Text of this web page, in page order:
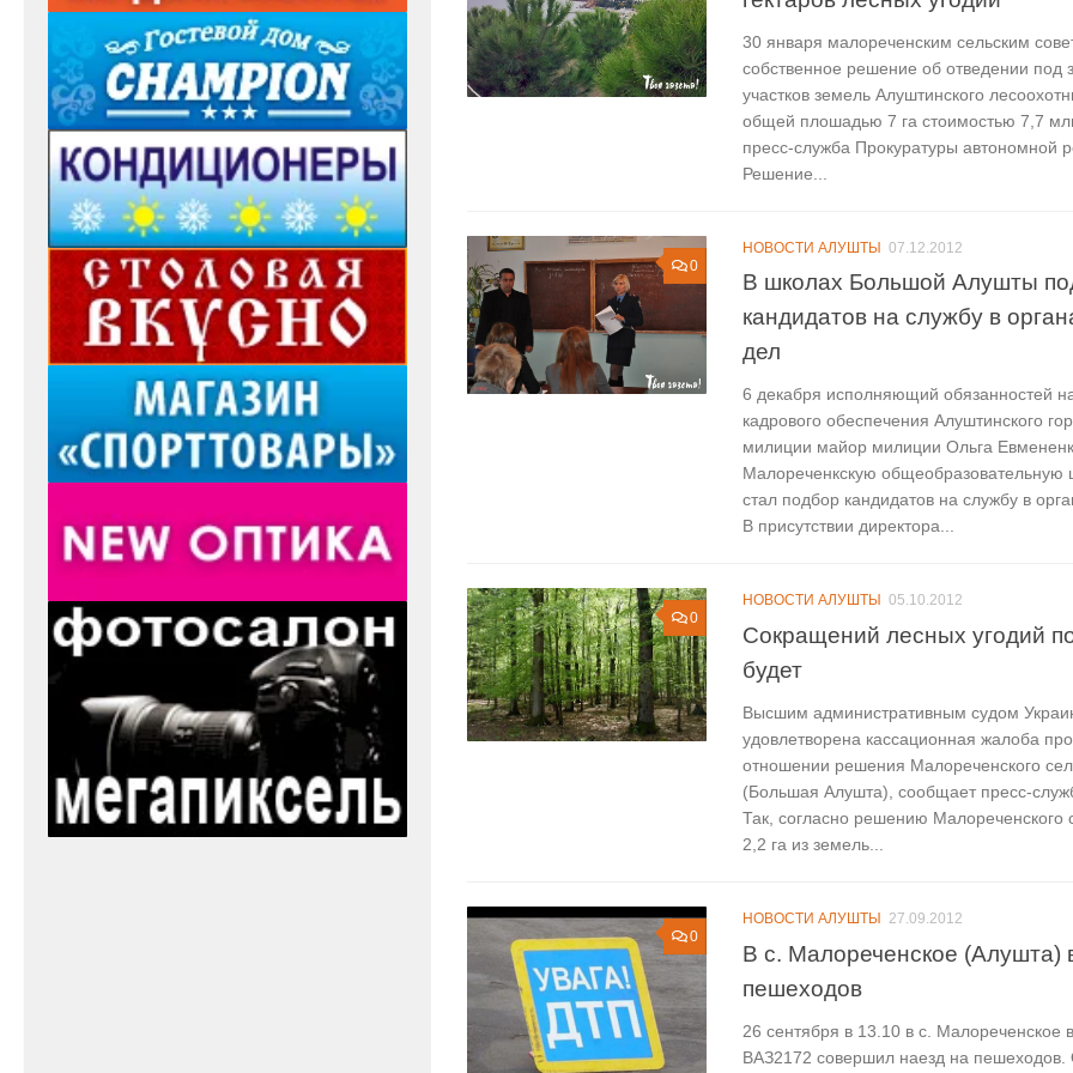
30 января малореченским сельским
собственное решение об отведении под
участков земель Алуштинского
общей плошадью 7 га стоимостью 7,7
пресс-служба Прокуратуры автономной
Решение...
0
НОВОСТИ АЛУШТЫ 07.12.2012
В школах Большой Алушты
кандидатов на службу в
дел
6 декабря исполняющий обязанностей
кадрового обеспечения Алуштинского
милиции майор милиции Ольга
Малореченкскую общеобразовательную
стал подбор кандидатов на службу в
В присутствии директора...
0
НОВОСТИ АЛУШТЫ 05.10.2012
Сокращений лесных угодий
будет
Высшим административным судом
удовлетворена кассационная жалоба
отношении решения Малореченского
(Большая Алушта), сообщает пресс-
Так, согласно решению Малореченского
2,2 га из земель...
0
НОВОСТИ АЛУШТЫ 27.09.2012
В с. Малореченское (Алушта)
пешеходов
26 сентября в 13.10 в с. Малореченское
ВАЗ2172 совершил наезд на